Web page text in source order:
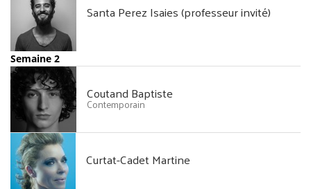
Santa Perez Isaies (professeur invité)
Semaine 2
Coutand Baptiste
Contemporain
Curtat-Cadet Martine